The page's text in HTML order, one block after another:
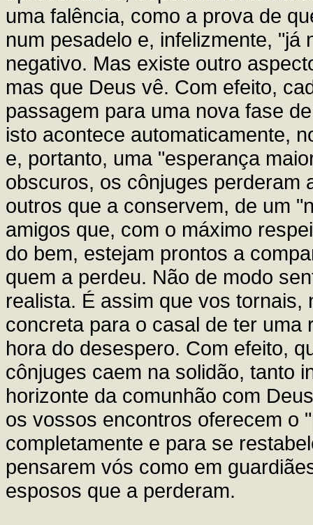
uma falência, como a prova de
num pesadelo e, infelizmente,
negativo. Mas existe outro
mas que Deus vê. Com efeito,
passagem para uma nova fase
isto acontece automaticamente,
e, portanto, uma "esperança
obscuros, os cônjuges perderam
outros que a conservem, de um
amigos que, com o máximo
do bem, estejam prontos a
quem a perdeu. Não de modo
realista. É assim que vos
concreta para o casal de ter uma
hora do desespero. Com efeito,
cônjuges caem na solidão, tanto
horizonte da comunhão com
os vossos encontros oferecem o
completamente e para se
pensarem vós como em
esposos que a perderam.